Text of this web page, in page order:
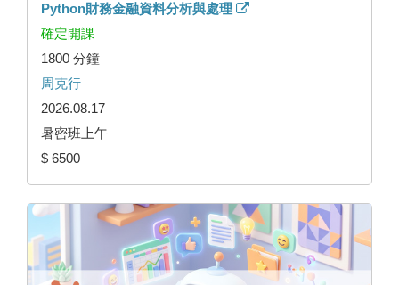
Python財務金融資料分析與處理
確定開課
1800 分鐘
周克行
2026.08.17
暑密班上午
$ 6500